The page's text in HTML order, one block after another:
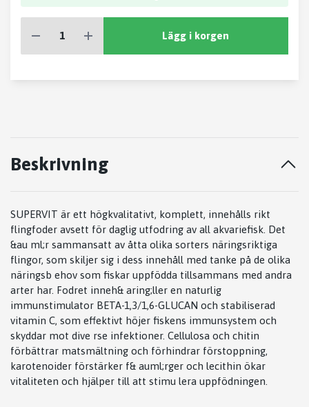
Lägg i korgen
Beskrivning
SUPERVIT är ett högkvalitativt, komplett, innehålls rikt
flingfoder avsett för daglig utfodring av all akvariefisk. Det
&au ml;r sammansatt av åtta olika sorters näringsriktiga
flingor, som skiljer sig i dess innehåll med tanke på de olika
näringsb ehov som fiskar uppfödda tillsammans med andra
arter har. Fodret inneh& aring;ller en naturlig
immunstimulator BETA-1,3/1,6-GLUCAN och stabiliserad
vitamin C, som effektivt höjer fiskens immunsystem och
skyddar mot dive rse infektioner. Cellulosa och chitin
förbättrar matsmältning och förhindrar förstoppning,
karotenoider förstärker f& auml;rger och lecithin ökar
vitaliteten och hjälper till att stimu lera uppfödningen.